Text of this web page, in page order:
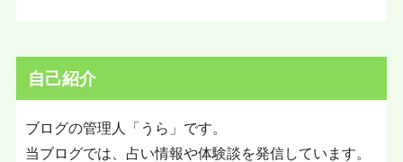
自己紹介
ブログの管理人「うら」です。
当ブログでは、占い情報や体験談を発信しています。